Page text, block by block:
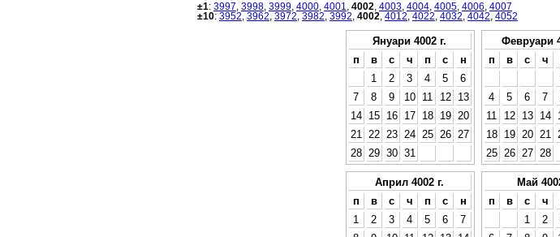
±1: 3997 3998 3999 4000 4001 4002 4003 4004 4005 4006 4007
±10: 3952 3962 3972 3982 3992 4002 4012 4022 4032 4042 4052
Януари 4002 г.
п
в с ч п с
н
1
2 3 4 5
6
7
8 9 10 11 12
13
14
15 16 17 18 19
20
21
22 23 24 25 26
27
28
29 30 31
Февруари
п
в с ч
4
5 6 7
11
12 13 14
18
19 20 21
25
26 27 28
Април 4002 г.
п
в с ч п с
н
1
2 3 4 5 6
7
Май
п
в с ч
1
2